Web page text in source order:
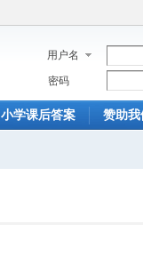
用户名
密码
小学课后答案 赞助我